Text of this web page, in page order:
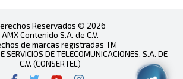
cuándo
te
depositan
la
pensión
Reservados © 2026
AMX Contenido S.A. de C.V.
de marcas registradas TM
SERVICIOS DE TELECOMUNICACIONES, S.A. DE
C.V. (CONSERTEL)